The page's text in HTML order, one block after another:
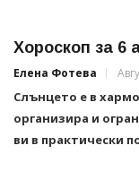
Хороскоп за 6
Елена Фотева
Слънцето е в
организира и
ви в практически